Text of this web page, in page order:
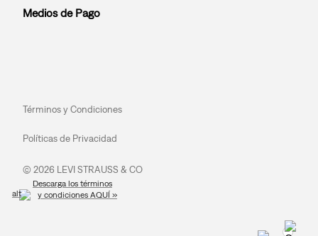
Medios de Pago
Términos y Condiciones
Políticas de Privacidad
© 2026 LEVI STRAUSS & CO
Descarga los términos
y condiciones AQUÍ »